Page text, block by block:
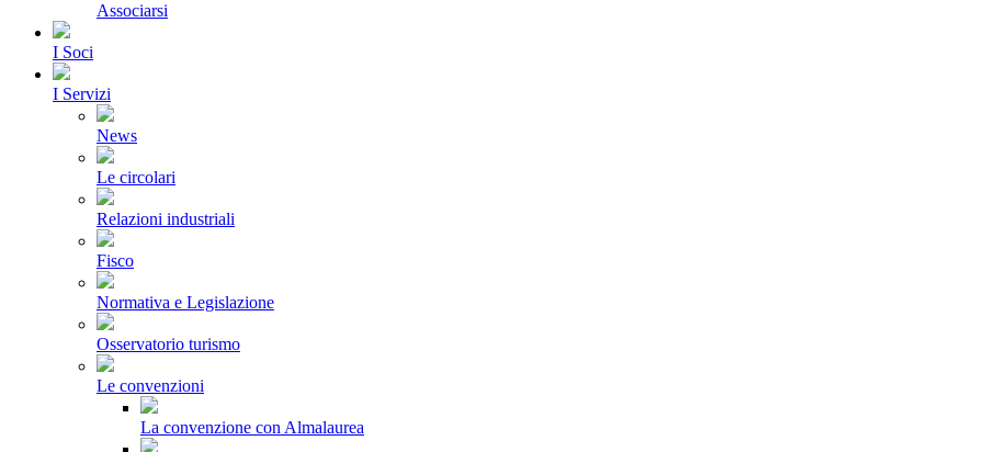
Associarsi
I Soci
I Servizi
News
Le circolari
Relazioni industriali
Fisco
Normativa e Legislazione
Osservatorio turismo
Le convenzioni
La convenzione con Almalaurea